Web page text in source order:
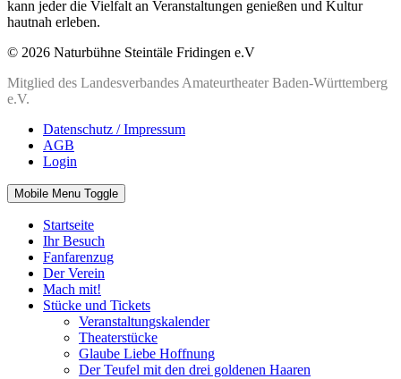
kann jeder die Vielfalt an Veranstaltungen genießen und Kultur
hautnah erleben.
© 2026 Naturbühne Steintäle Fridingen e.V
Mitglied des Landesverbandes Amateurtheater Baden-Württemberg
e.V.
Datenschutz / Impressum
AGB
Login
Mobile Menu Toggle
Startseite
Ihr Besuch
Fanfarenzug
Der Verein
Mach mit!
Stücke und Tickets
Veranstaltungskalender
Theaterstücke
Glaube Liebe Hoffnung
Der Teufel mit den drei goldenen Haaren